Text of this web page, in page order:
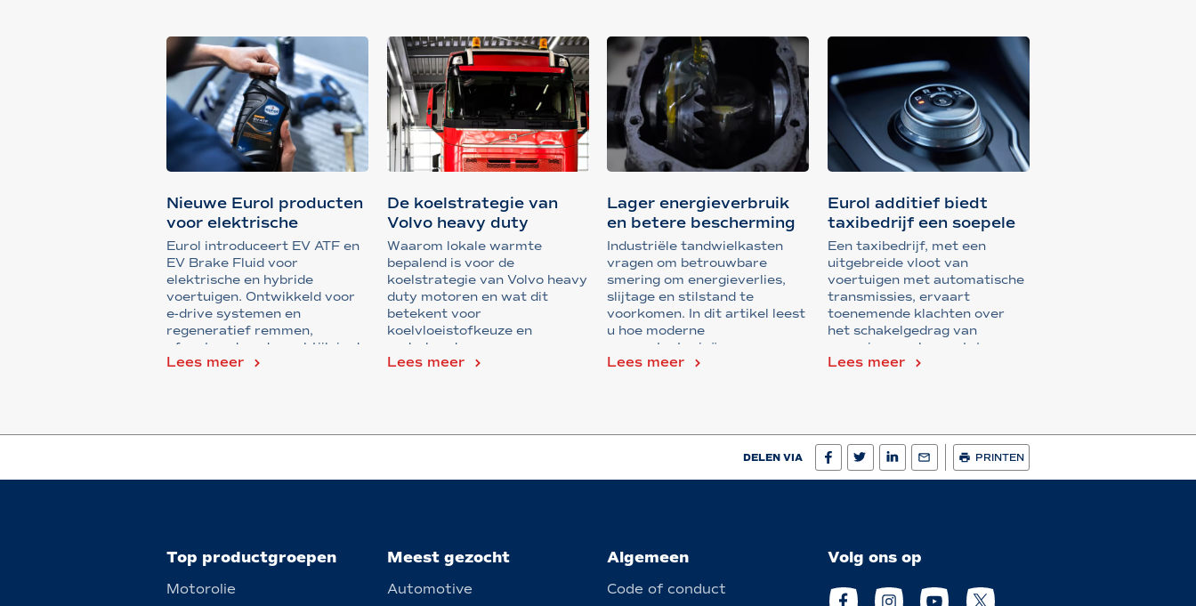
Nieuwe Eurol producten
voor elektrische
voertuigen
Eurol introduceert EV ATF en
EV Brake Fluid voor
elektrische en hybride
voertuigen. Ontwikkeld voor
e-drive systemen en
regeneratief remmen,
afgestemd op de praktijk in de
...
Lees meer
De koelstrategie van
Volvo heavy duty
motoren
Waarom lokale warmte
bepalend is voor de
koelstrategie van Volvo heavy
duty motoren en wat dit
betekent voor
koelvloeistofkeuze en
onderhoud.
Lees meer
Lager energieverbruik
en betere bescherming
van in...
Industriële tandwielkasten
vragen om betrouwbare
smering om energieverlies,
slijtage en stilstand te
voorkomen. In dit artikel leest
u hoe moderne
smeerstrategieën – van ge...
Lees meer
Eurol additief biedt
taxibedrijf een soepele
oplos...
Een taxibedrijf, met een
uitgebreide vloot van
voertuigen met automatische
transmissies, ervaart
toenemende klachten over
het schakelgedrag van
sommige van hun auto's. ...
Lees meer
DELEN VIA PRINTEN
Top productgroepen
Motorolie
Meest gezocht
Automotive
Algemeen
Code of conduct
Volg ons op